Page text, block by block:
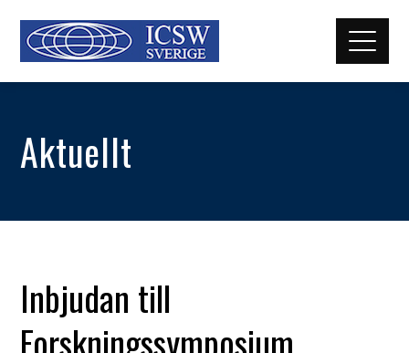
Aktuellt
Inbjudan till
Forskningssymposium